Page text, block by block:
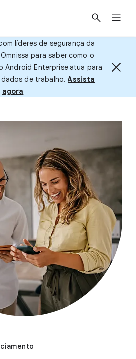
líderes de segurança da
para saber como o
Android Enterprise atua para
de trabalho.Assista
agora